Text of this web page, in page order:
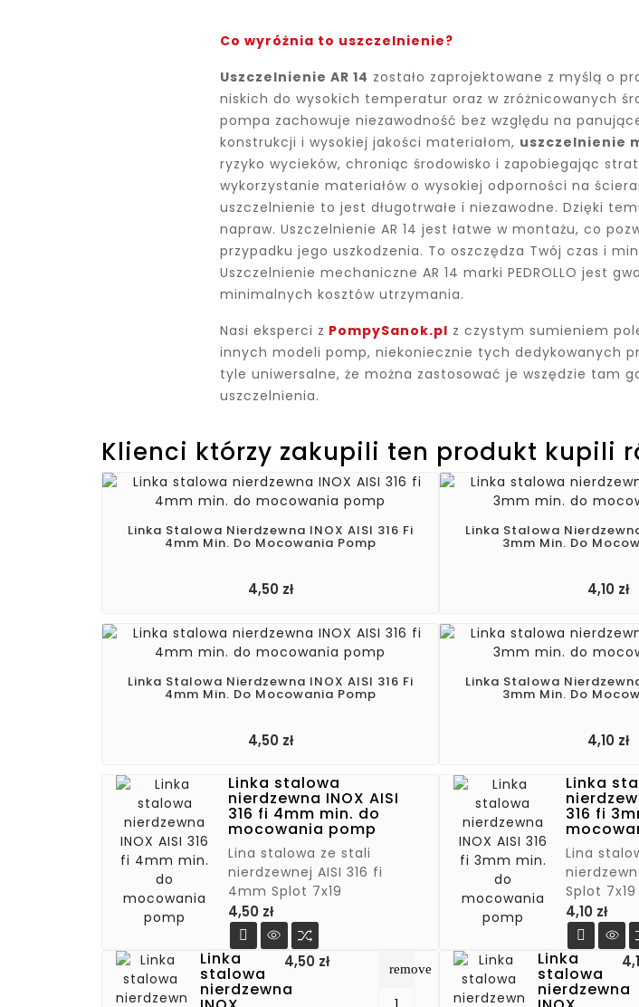
Co wyróżnia to uszczelnienie?
Uszczelnienie AR 14 zostało zaprojektowane z myślą o
niskich do wysokich temperatur oraz w zróżnicowanych
pompa zachowuje niezawodność bez względu na
konstrukcji i wysokiej jakości materiałom, uszczelnienie
ryzyko wycieków, chroniąc środowisko i zapobiegając
wykorzystanie materiałów o wysokiej odporności na
uszczelnienie to jest długotrwałe i niezawodne. Dzięki
napraw. Uszczelnienie AR 14 jest łatwe w montażu, co
przypadku jego uszkodzenia. To oszczędza Twój czas i
Uszczelnienie mechaniczne AR 14 marki PEDROLLO jest
minimalnych kosztów utrzymania.
Nasi eksperci z PompySanok.pl z czystym sumieniem
innych modeli pomp, niekoniecznie tych dedykowanych
tyle uniwersalne, że można zastosować je wszędzie tam
uszczelnienia.
Klienci którzy zakupili ten produkt kupili
Linka Stalowa Nierdzewna INOX AISI 316 Fi
4mm Min. Do Mocowania Pomp
4,50 zł
Linka Stalowa Nierdzewna INOX AISI 316 Fi
4mm Min. Do Mocowania Pomp
4,50 złCena
Linka stalowa
nierdzewna INOX AISI
316 fi 4mm min. do
mocowania pomp
Lina stalowa ze stali
nierdzewnej AISI 316 fi
4mm Splot 7x19
4,50 złCena

Linka
stalowa
nierdzewna
4,50 złCena
remove
Linka Stalowa
3mm Min. Do
4,10 zł
Linka Stalowa
3mm Min. Do
4,10 zł
Linka
316 fi
Lina
Splot 7x19
4,10 złCena

Linka
stalowa
nierdzewna